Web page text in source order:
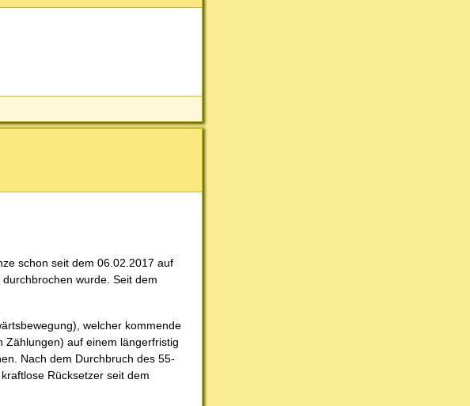
schon seit dem 06.02.2017 auf
wurde. Seit dem
welcher kommende
Zählungen) auf einem längerfristig
Nach dem Durchbruch des 55-
Rücksetzer seit dem